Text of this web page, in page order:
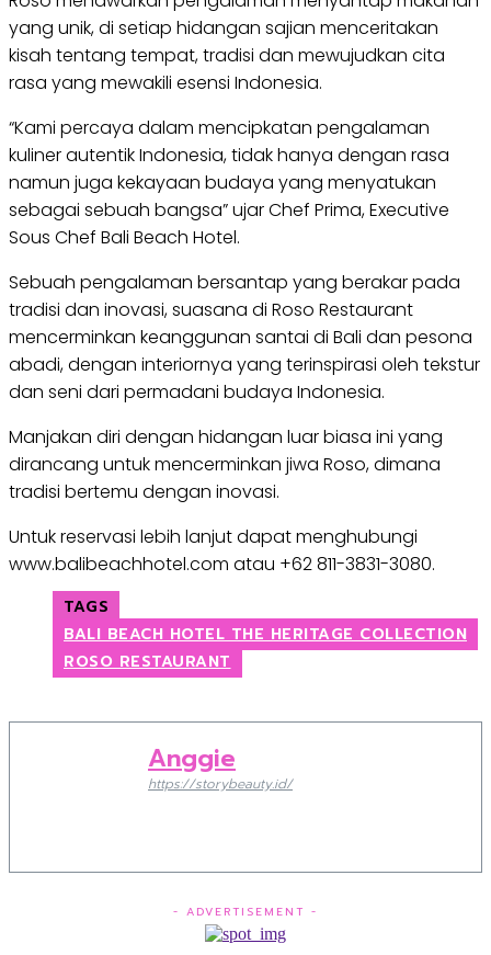
yang unik, di setiap hidangan sajian menceritakan
kisah tentang tempat, tradisi dan mewujudkan cita
rasa yang mewakili esensi Indonesia.
“Kami percaya dalam mencipkatan pengalaman
kuliner autentik Indonesia, tidak hanya dengan rasa
namun juga kekayaan budaya yang menyatukan
sebagai sebuah bangsa” ujar Chef Prima, Executive
Sous Chef Bali Beach Hotel.
Sebuah pengalaman bersantap yang berakar pada
tradisi dan inovasi, suasana di Roso Restaurant
mencerminkan keanggunan santai di Bali dan pesona
abadi, dengan interiornya yang terinspirasi oleh tekstur
dan seni dari permadani budaya Indonesia.
Manjakan diri dengan hidangan luar biasa ini yang
dirancang untuk mencerminkan jiwa Roso, dimana
tradisi bertemu dengan inovasi.
Untuk reservasi lebih lanjut dapat menghubungi
www.balibeachhotel.com atau +62 811-3831-3080.
TAGS
BALI BEACH HOTEL THE HERITAGE COLLECTION
ROSO RESTAURANT
Anggie
https://storybeauty.id/
- ADVERTISEMENT -